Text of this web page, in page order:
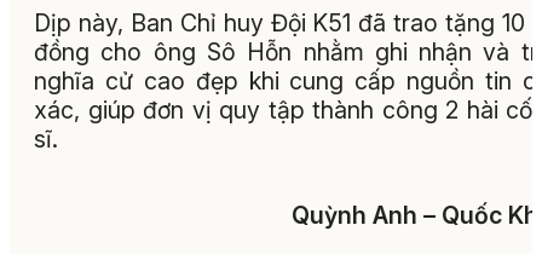
Dịp này, Ban Chỉ huy Đội K51 đã trao tặng 10
đồng cho ông Sô Hỗn nhằm ghi nhận và
nghĩa cử cao đẹp khi cung cấp nguồn tin
xác, giúp đơn vị quy tập thành công 2 hài
sĩ.
Quỳnh Anh – Quốc